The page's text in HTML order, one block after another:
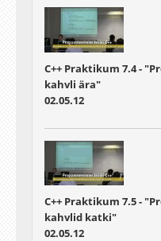
C++ Praktikum 7.4 -
kahvli ära"
02.05.12
C++ Praktikum 7.5 -
kahvlid katki"
02.05.12